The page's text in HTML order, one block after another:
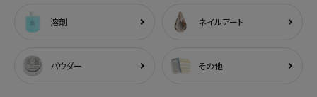
溶剤 ネイルアート
パウダー その他